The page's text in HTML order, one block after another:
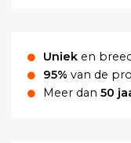
Uniek en
95% van de
Meer dan 50